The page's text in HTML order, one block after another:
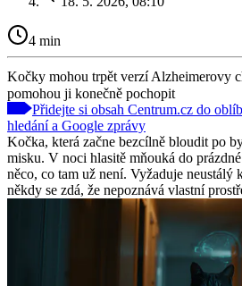
4 min
Kočky mohou trpět verzí Alzheimerovy
pomohou ji konečně pochopit
Přidejte si obsah Centrum.cz do
hledání a Google zprávy
Kočka, která začne bezcílně bloudit po
misku. V noci hlasitě mňouká do
něco, co tam už není. Vyžaduje neustálý
někdy se zdá, že nepoznává vlastní